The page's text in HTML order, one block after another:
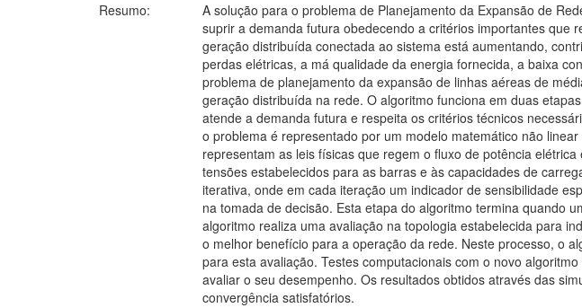
Resumo:
A solução para o problema de Planejamento da Expansão de
suprir a demanda futura obedecendo a critérios importantes que
geração distribuída conectada ao sistema está aumentando,
perdas elétricas, a má qualidade da energia fornecida, a baixa
problema de planejamento da expansão de linhas aéreas de
geração distribuída na rede. O algoritmo funciona em duas
atende a demanda futura e respeita os critérios técnicos
o problema é representado por um modelo matemático não
representam as leis físicas que regem o fluxo de potência
tensões estabelecidos para as barras e às capacidades de
iterativa, onde em cada iteração um indicador de sensibilidade
na tomada de decisão. Esta etapa do algoritmo termina quando
algoritmo realiza uma avaliação na topologia estabelecida para
o melhor benefício para a operação da rede. Neste processo, o
para esta avaliação. Testes computacionais com o novo
avaliar o seu desempenho. Os resultados obtidos através das
convergência satisfatórios.